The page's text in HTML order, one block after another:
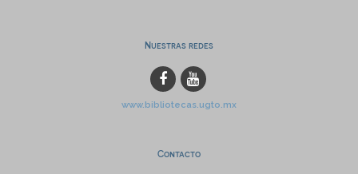
Nuestras redes
www.bibliotecas.ugto.mx
Contacto